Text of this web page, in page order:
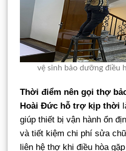
vệ sinh bảo dưỡng điều
Thời điểm nên gọi thợ
Hoài Đức hỗ trợ kịp thời
giúp thiết bị vận hành ổn
và tiết kiệm chi phí sửa
liên hệ thợ khi điều hòa